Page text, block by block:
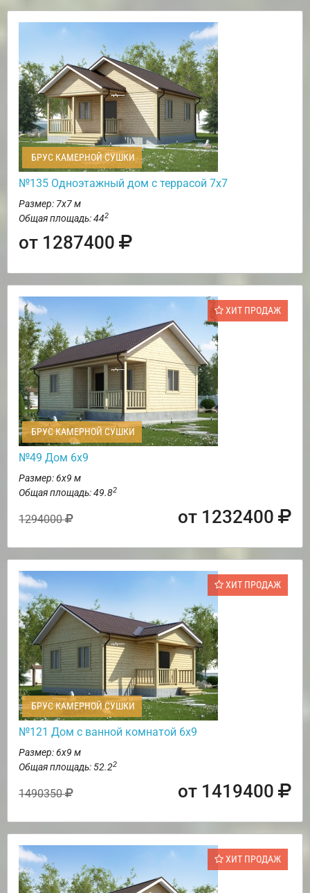
БРУС КАМЕРНОЙ СУШКИ
№135 Одноэтажный дом с террасой 7х7
Размер: 7х7 м
Общая площадь: 442
от 1287400
ХИТ ПРОДАЖ
БРУС КАМЕРНОЙ СУШКИ
№49 Дом 6х9
Размер: 6х9 м
Общая площадь: 49.82
1294000 от 1232400
ХИТ ПРОДАЖ
БРУС КАМЕРНОЙ СУШКИ
№121 Дом с ванной комнатой 6х9
Размер: 6х9 м
Общая площадь: 52.22
1490350 от 1419400
ХИТ ПРОДАЖ